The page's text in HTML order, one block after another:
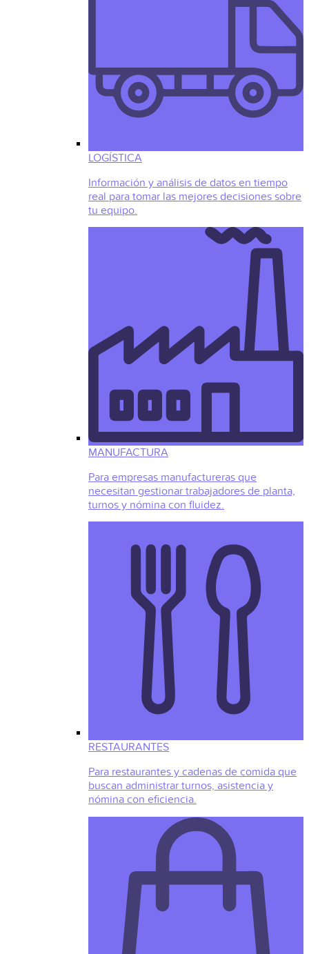
LOGÍSTICA
Información y análisis de datos en tiempo
real para tomar las mejores decisiones sobre
tu equipo.
MANUFACTURA
Para empresas manufactureras que
necesitan gestionar trabajadores de planta,
turnos y nómina con fluidez.
RESTAURANTES
Para restaurantes y cadenas de comida que
buscan administrar turnos, asistencia y
nómina con eficiencia.